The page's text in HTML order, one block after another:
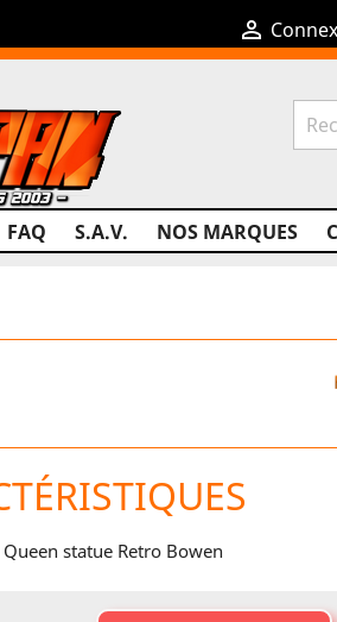

FAQ S.A.V. NOS MARQUES
statue Retro Bowen